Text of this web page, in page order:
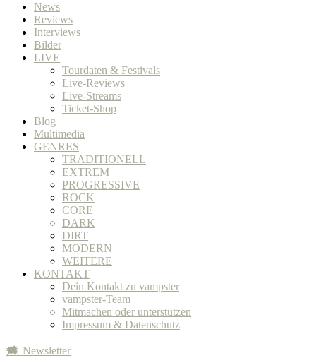
News
Reviews
Interviews
Bilder
LIVE
Tourdaten & Festivals
Live-Reviews
Live-Streams
Ticket-Shop
Blog
Multimedia
GENRES
TRADITIONELL
EXTREM
PROGRESSIVE
ROCK
CORE
DARK
DIRT
MODERN
WEITERE
KONTAKT
Dein Kontakt zu vampster
vampster-Team
Mitmachen oder unterstützen
Impressum & Datenschutz
🗯 Newsletter